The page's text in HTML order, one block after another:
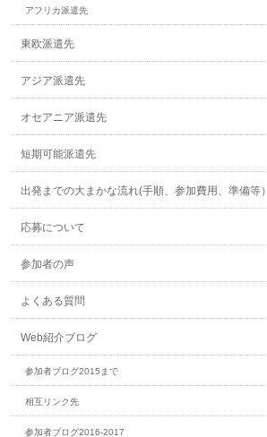
アフリカ派遣先
東欧派遣先
アジア派遣先
オセアニア派遣先
短期可能派遣先
出発までの大まかな流れ(手順、参加費用、準備等）
応募について
参加者の声
よくある質問
Web紹介ブログ
参加者ブログ2015まで
相互リンク先
参加者ブログ2016-2017